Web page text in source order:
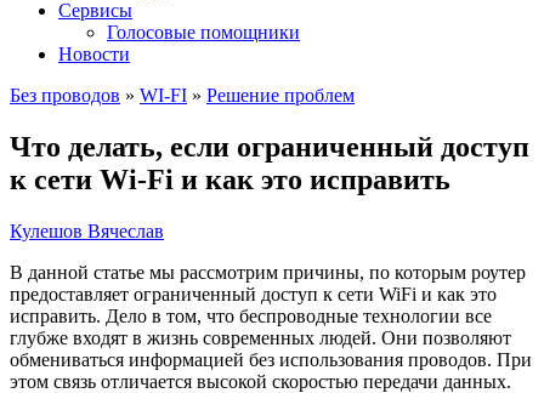
Сервисы
Голосовые помощники
Новости
Без проводов » WI-FI » Решение проблем
Что делать, если ограниченный доступ
к сети Wi-Fi и как это исправить
Кулешов Вячеслав
В данной статье мы рассмотрим причины, по которым роутер
предоставляет ограниченный доступ к сети WiFi и как это
исправить. Дело в том, что беспроводные технологии все
глубже входят в жизнь современных людей. Они позволяют
обмениваться информацией без использования проводов. При
этом связь отличается высокой скоростью передачи данных.